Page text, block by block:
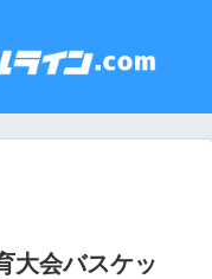
大会バスケッ